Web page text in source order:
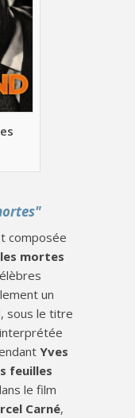
composée
mortes
un
sous le titre
Yves
feuilles
le film
Carné,